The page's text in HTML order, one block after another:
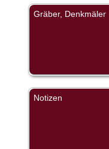
Gräber, Denkmäler
Notizen